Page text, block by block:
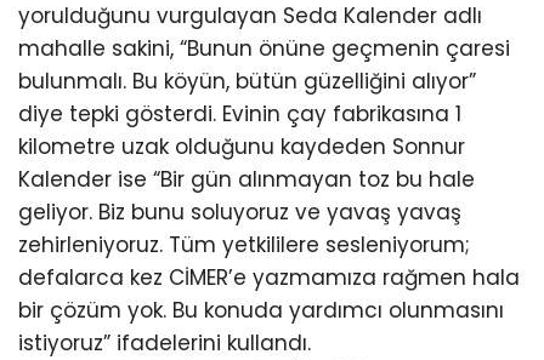
yorulduğunu vurgulayan Seda Kalender adlı
mahalle sakini, “Bunun önüne geçmenin çaresi
bulunmalı. Bu köyün, bütün güzelliğini alıyor”
diye tepki gösterdi. Evinin çay fabrikasına 1
kilometre uzak olduğunu kaydeden Sonnur
Kalender ise “Bir gün alınmayan toz bu hale
geliyor. Biz bunu soluyoruz ve yavaş yavaş
zehirleniyoruz. Tüm yetkililere sesleniyorum;
defalarca kez CİMER’e yazmamıza rağmen hala
bir çözüm yok. Bu konuda yardımcı olunmasını
istiyoruz” ifadelerini kullandı.